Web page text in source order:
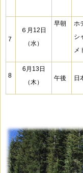
7
６月12日
（水）
早朝
ホ
シ
メ
8
6月13日
（木）
午後 日